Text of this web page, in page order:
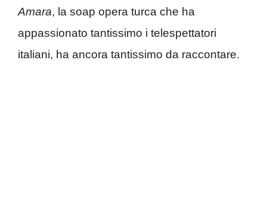
Amara, la soap opera turca che ha
appassionato tantissimo i telespettatori
italiani, ha ancora tantissimo da raccontare.